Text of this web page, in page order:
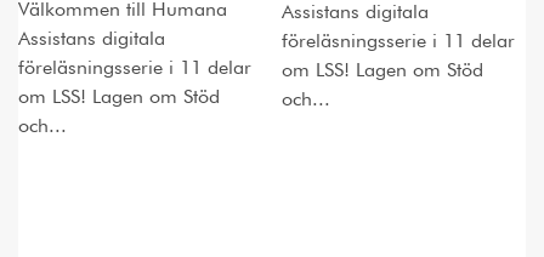
Välkommen till Humana
Assistans digitala
föreläsningsserie i 11 delar
om LSS! Lagen om Stöd
och...
Assistans digitala
föreläsningsserie i 11 delar
om LSS! Lagen om Stöd
och...